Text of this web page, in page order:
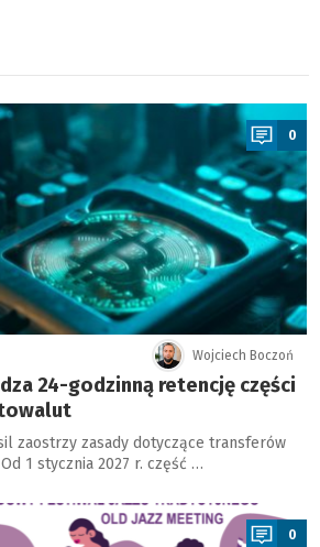
0
Wojciech Boczoń
24-godzinną retencję części
zaostrzy zasady dotyczące transferów
1 stycznia 2027 r. część …
0